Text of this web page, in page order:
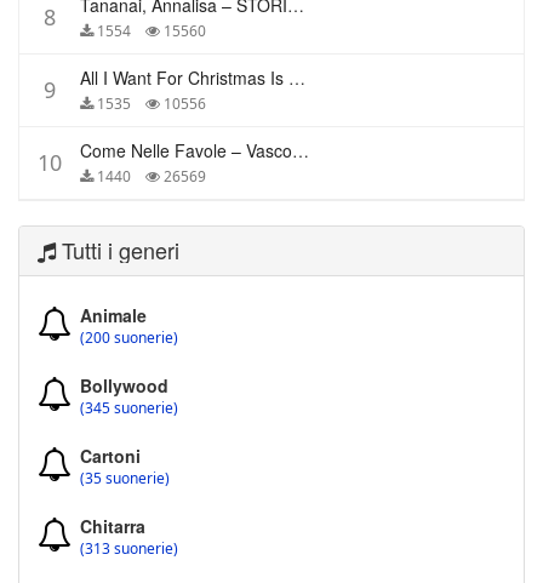
8 Tananai, Annalisa – STORIE BREVI
1554 15560
9 All I Want For Christmas Is You – Mariah Carey
1535 10556
10 Come Nelle Favole – Vasco Rossi
1440 26569
Tutti i generi
Animale
(200 suonerie)
Bollywood
(345 suonerie)
Cartoni
(35 suonerie)
Chitarra
(313 suonerie)